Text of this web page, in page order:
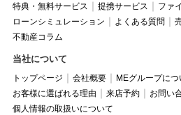
特典・無料サービス 提携サービス
ファ
ローンシミュレーション
よくある質問
不動産コラム
当社について
トップページ 会社概要 MEグループにつ
お客様に選ばれる理由
来店予約
お問い
個人情報の取扱いについて